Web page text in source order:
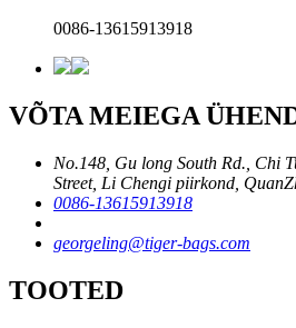
0086-13615913918
VÕTA MEIEGA
No.148, Gu long South Rd., Chi
Street, Li Chengi piirkond,
0086-13615913918
georgeling@tiger-bags.com
TOOTED